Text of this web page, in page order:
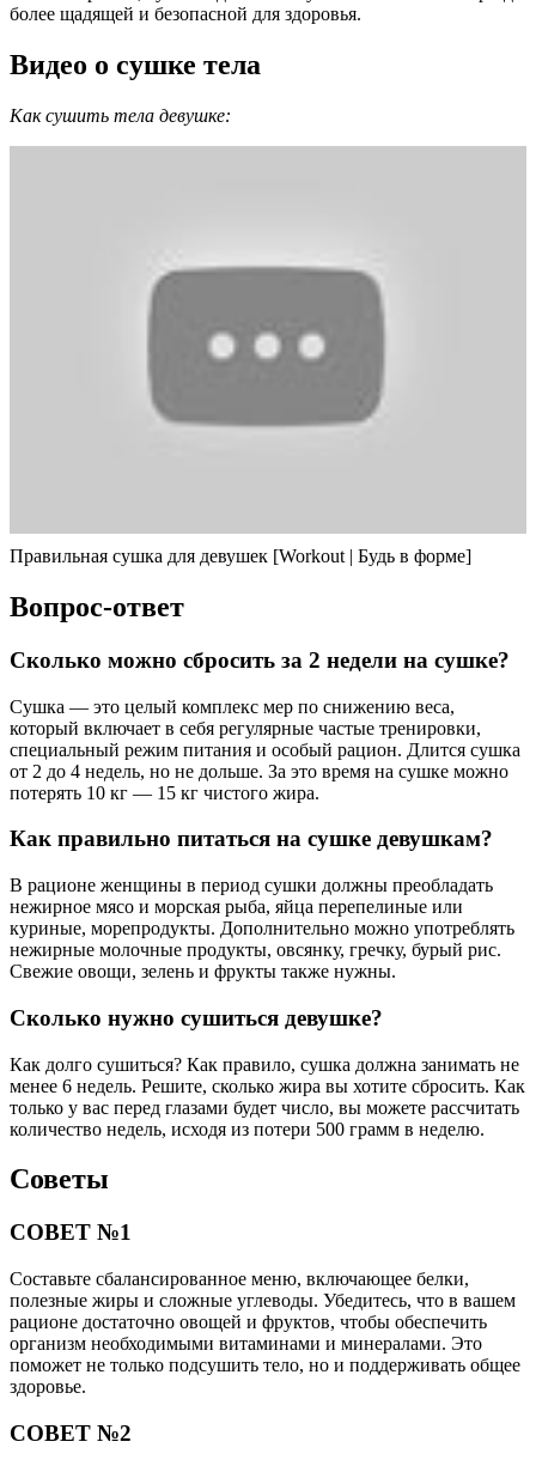
более щадящей и безопасной для здоровья.
Видео о сушке тела
Как сушить тела девушке:
Правильная сушка для девушек [Workout | Будь в форме]
Вопрос-ответ
Сколько можно сбросить за 2 недели на сушке?
Сушка — это целый комплекс мер по снижению веса,
который включает в себя регулярные частые тренировки,
специальный режим питания и особый рацион. Длится сушка
от 2 до 4 недель, но не дольше. За это время на сушке можно
потерять 10 кг — 15 кг чистого жира.
Как правильно питаться на сушке девушкам?
В рационе женщины в период сушки должны преобладать
нежирное мясо и морская рыба, яйца перепелиные или
куриные, морепродукты. Дополнительно можно употреблять
нежирные молочные продукты, овсянку, гречку, бурый рис.
Свежие овощи, зелень и фрукты также нужны.
Сколько нужно сушиться девушке?
Как долго сушиться? Как правило, сушка должна занимать не
менее 6 недель. Решите, сколько жира вы хотите сбросить. Как
только у вас перед глазами будет число, вы можете рассчитать
количество недель, исходя из потери 500 грамм в неделю.
Советы
СОВЕТ №1
Составьте сбалансированное меню, включающее белки,
полезные жиры и сложные углеводы. Убедитесь, что в вашем
рационе достаточно овощей и фруктов, чтобы обеспечить
организм необходимыми витаминами и минералами. Это
поможет не только подсушить тело, но и поддерживать общее
здоровье.
СОВЕТ №2